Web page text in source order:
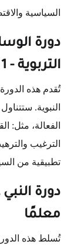
السياسية
دورة
التربوية - 1
تُقدم هذه
النبوية. ستتناول
الفعالة، مثل:
الترغيب
تطبيقية من
دورة
معلمًا
تُسلط هذه